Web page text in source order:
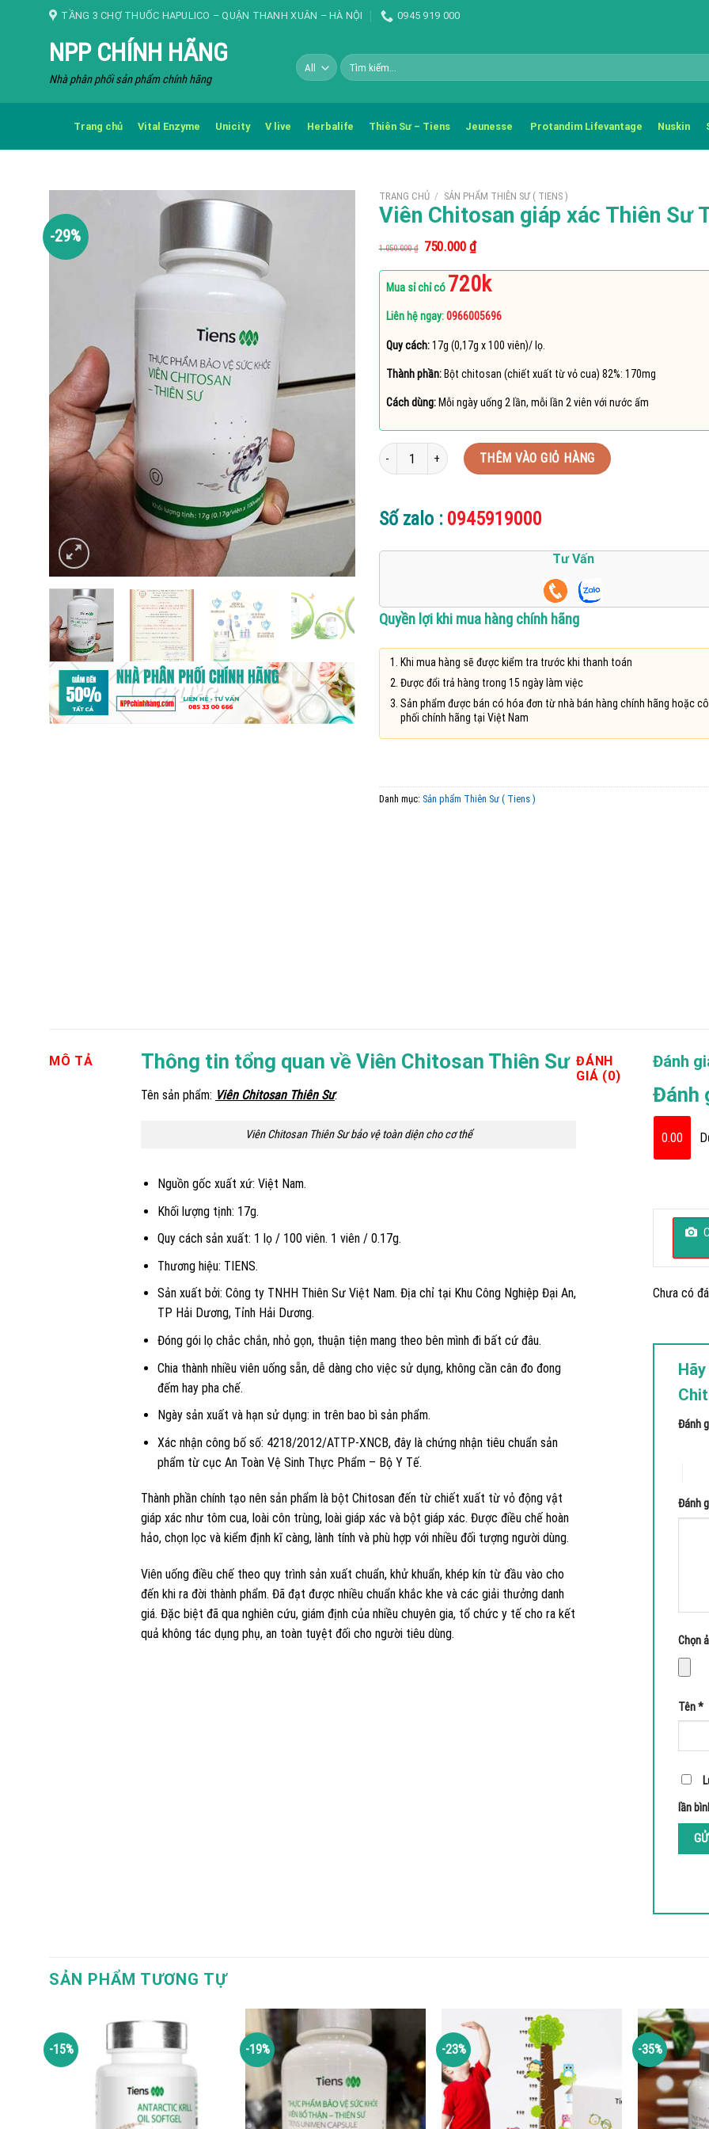
TẦNG 3 CHỢ THUỐC HAPULICO – QUẬN THANH XUÂN – HÀ NỘI 0945 919 000
NPP CHÍNH HÃNG
Nhà phân phối sản phẩm chính hãng
Tìm
kiếm:
Trang chủ Vital Enzyme Unicity V live Herbalife Thiên Sư – Tiens Jeunesse Protandim Lifevantage Nuskin
-29%
TRANG CHỦ / SẢN PHẨM THIÊN SƯ ( TIENS )
Viên Chitosan giáp xác Thiên Sư
1.050.000₫
Giá
là:
1.050.000 ₫.
750.000 ₫Giá
hiện
tại
là:
750.000 ₫.
Mua sỉ chỉ có 720k
Liên hệ ngay:0966005696
Quy cách:17g (0,17g x 100 viên)/ lọ.
Thành phần:Bột chitosan (chiết xuất từ vỏ cua) 82%: 170mg
Cách dùng:Mỗi ngày uống 2 lần, mỗi lần 2 viên với nước ấm
Viên Chitosan giáp xác Thiên Sư Tiens số lượng
THÊM VÀO GIỎ HÀNG
Số zalo :0945919000
Tư Vấn
Quyền lợi khi mua hàng chính hãng
Khi mua hàng sẽ được kiểm tra trước khi thanh toán
Được đổi trả hàng trong 15 ngày làm việc
Sản phẩm được bán có hóa đơn từ nhà bán hàng chính hãng hoặc
phối chính hãng tại Việt Nam
Danh mục: Sản phẩm Thiên Sư ( Tiens )
MÔ TẢ Thông tin tổng quan về Viên Chitosan Thiên Sư
Tên sản phẩm: Viên Chitosan Thiên Sư.
Viên Chitosan Thiên Sư bảo vệ toàn diện cho cơ thể
Nguồn gốc xuất xứ: Việt Nam.
Khối lượng tịnh: 17g.
Quy cách sản xuất: 1 lọ / 100 viên. 1 viên / 0.17g.
Thương hiệu: TIENS.
Sản xuất bởi: Công ty TNHH Thiên Sư Việt Nam. Địa chỉ tại Khu Công Nghiệp Đại An,
TP Hải Dương, Tỉnh Hải Dương.
Đóng gói lọ chắc chắn, nhỏ gọn, thuận tiện mang theo bên mình đi bất cứ đâu.
Chia thành nhiều viên uống sẵn, dễ dàng cho việc sử dụng, không cần cân đo đong
đếm hay pha chế.
Ngày sản xuất và hạn sử dụng: in trên bao bì sản phẩm.
Xác nhận công bố số: 4218/2012/ATTP-XNCB, đây là chứng nhận tiêu chuẩn sản
phẩm từ cục An Toàn Vệ Sinh Thực Phẩm – Bộ Y Tế.
Thành phần chính tạo nên sản phẩm là bột Chitosan đến từ chiết xuất từ vỏ động vật
giáp xác như tôm cua, loài côn trùng, loài giáp xác và bột giáp xác. Được điều chế hoàn
hảo, chọn lọc và kiểm định kĩ càng, lành tính và phù hợp với nhiều đối tượng người dùng.
Viên uống điều chế theo quy trình sản xuất chuẩn, khử khuẩn, khép kín từ đầu vào cho
đến khi ra đời thành phẩm. Đã đạt được nhiều chuẩn khắc khe và các giải thưởng danh
giá. Đặc biệt đã qua nghiên cứu, giám định của nhiều chuyên gia, tổ chức y tế cho ra kết
quả không tác dụng phụ, an toàn tuyệt đối cho người tiêu dùng.
ĐÁNH
GIÁ (0)
Đánh
Đánh
0.00
Chưa có
Đánh
Đánh
Chọn
Tên*
lần
SẢN PHẨM TƯƠNG TỰ
-15% -19% -23% -35%